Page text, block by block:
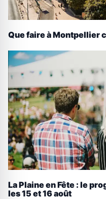
Que faire à Montpellier
La Plaine en Fête : le
les 15 et 16 août